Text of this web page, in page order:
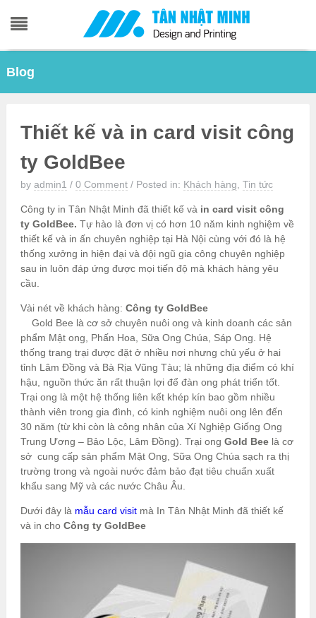
Blog
Thiết kế và in card visit công
ty GoldBee
by admin1 / 0 Comment / Posted in: Khách hàng Tin tức
Công ty in Tân Nhật Minh đã thiết kế và in card visit công
ty GoldBee. Tự hào là đơn vị có hơn 10 năm kinh nghiệm về
thiết kế và in ấn chuyên nghiệp tại Hà Nội cùng với đó là hệ
thống xưởng in hiện đại và đội ngũ gia công chuyên nghiệp
sau in luôn đáp ứng được mọi tiến độ mà khách hàng yêu
cầu.
Vài nét về khách hàng: Công ty GoldBee
Gold Bee là cơ sở chuyên nuôi ong và kinh doanh các sản
phẩm Mật ong, Phấn Hoa, Sữa Ong Chúa, Sáp Ong. Hệ
thống trang trại được đặt ở nhiều nơi nhưng chủ yếu ở hai
tỉnh Lâm Đồng và Bà Rịa Vũng Tàu; là những địa điểm có khí
hậu, nguồn thức ăn rất thuận lợi để đàn ong phát triển tốt.
Trại ong là một hệ thống liên kết khép kín bao gồm nhiều
thành viên trong gia đình, có kinh nghiệm nuôi ong lên đến
30 năm (từ khi còn là công nhân của Xí Nghiệp Giống Ong
Trung Ương – Bảo Lộc, Lâm Đồng). Trại ong Gold Beelà cơ
sở cung cấp sản phẩm Mật Ong, Sữa Ong Chúa sạch ra thị
trường trong và ngoài nước đảm bảo đạt tiêu chuẩn xuất
khẩu sang Mỹ và các nước Châu Âu.
Dưới đây là mẫu card visitmà In Tân Nhật Minh đã thiết kế
và in cho Công ty GoldBee